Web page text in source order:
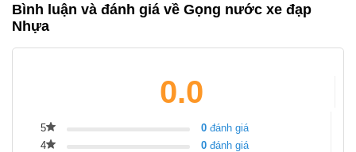
Bình luận và đánh giá về Gọng nước xe đạp
Nhựa
0.0
5 0 đánh giá
4
0 đánh giá